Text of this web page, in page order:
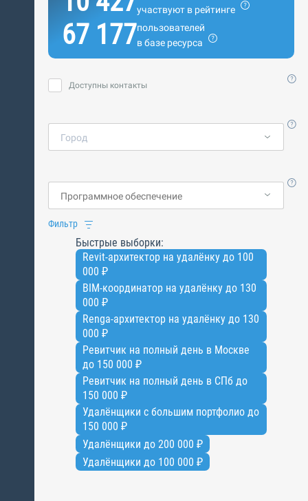
участвуют в рейтинге
67 177пользователей
в базе ресурса
Доступны контакты
Город
Фильтр
Быстрые выборки:
Revit-архитектор на удалёнку до 100
000 ₽
BIM-координатор на удалёнку до 130
000 ₽
Renga-архитектор на удалёнку до 130
000 ₽
Ревитчик на полный день в Москве
до 150 000 ₽
Ревитчик на полный день в СПб до
150 000 ₽
Удалёнщики с большим портфолио до
150 000 ₽
Удалёнщики до 200 000 ₽
Удалёнщики до 100 000 ₽